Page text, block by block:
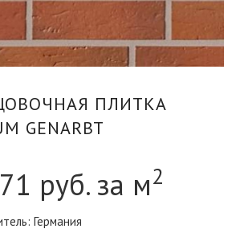
ПЛИТКА
GENARBT
руб. за м2
Германия